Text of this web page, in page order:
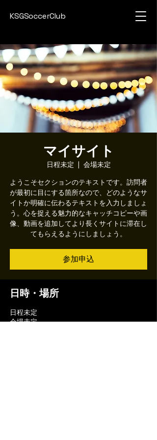
KSGSoccerClub
マイサイト
日程未定
  |
会場未定
ようこそセクションのテキストです。訪問者
が最初に目にする箇所なので、どのようなサ
イトか明確に伝わるテキストを入力しましょ
う。心を捉える魅力的なキャッチコピーや画
像、動画を追加してより長くサイトに滞在し
てもらえるようにしましょう。
参加申込
日時・場所
日程未定
会場未定